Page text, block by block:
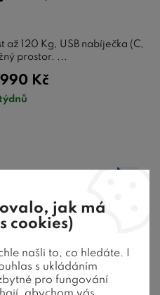
až 120 Kg, USB nabíječka (C,
prostor. ...
990 Kč
jak má
cookies)
našli to, co hledáte. I
s ukládáním
pro fungování